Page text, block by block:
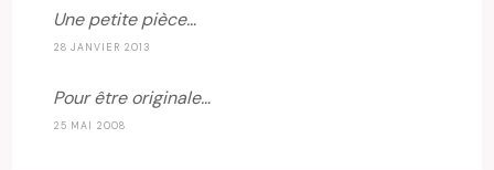
Une petite pièce…
28 JANVIER 2013
Pour être originale…
25 MAI 2008